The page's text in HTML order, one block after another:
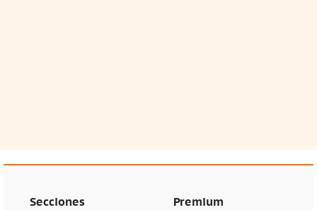
Secciones Premium